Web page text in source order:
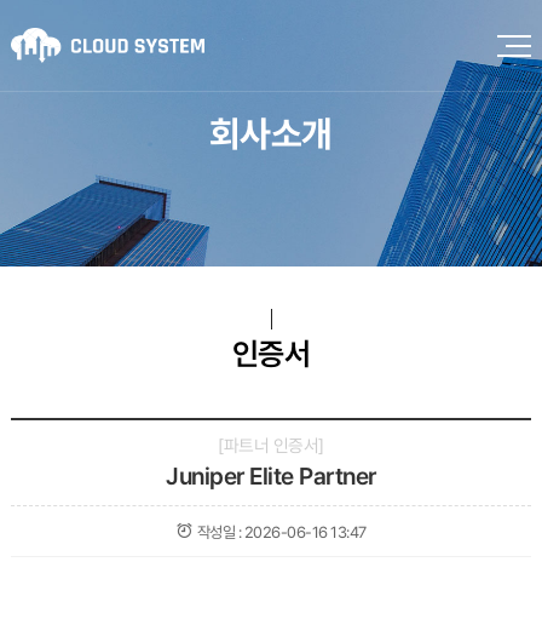
회사소개
인증서
파트너 인증서
Juniper Elite Partner
작성일 : 2026-06-16 13:47